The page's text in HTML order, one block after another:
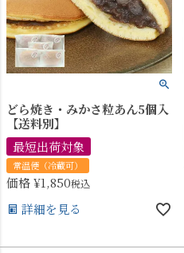
どら焼き・みかさ粒あん5個入
【送料別】
最短出荷対象
常温便（冷蔵可）
価格¥1,850税込
詳細を見る